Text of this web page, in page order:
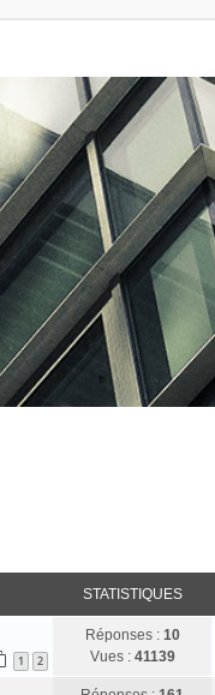
STATISTIQUES
1 2
Réponses : 10
Vues : 41139